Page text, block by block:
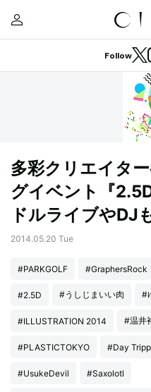
Follow
多彩クリエイタ
グイベント『
ドルライブやDJ
2014.05.20 Tue
#PARKGOLF #GraphersRock
#2.5D #うしじまいい肉 #
#ILLUSTRATION 2014 #温井
#PLASTICTOKYO #Day
#UsukeDevil #Saxolotl